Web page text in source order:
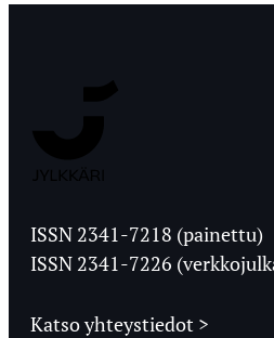
Ylioppilaslehti
ISSN 2341-7218 (painettu)
ISSN 2341-7226
Katso yhteystiedot >